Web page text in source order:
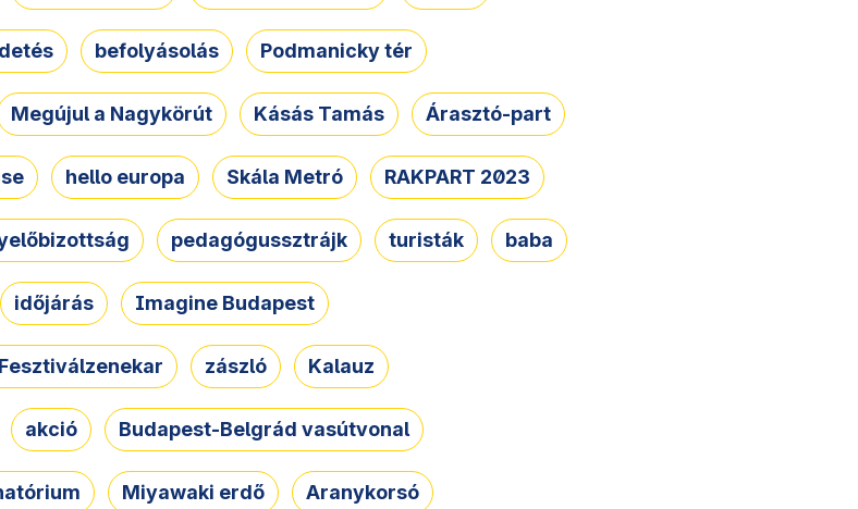
befolyásolás Podmanicky tér
Megújul a Nagykörút Kásás Tamás Árasztó-part
hello europa Skála Metró RAKPART 2023
pedagógussztrájk turisták baba
időjárás Imagine Budapest
zászló Kalauz
akció Budapest-Belgrád vasútvonal
Miyawaki erdő Aranykorsó